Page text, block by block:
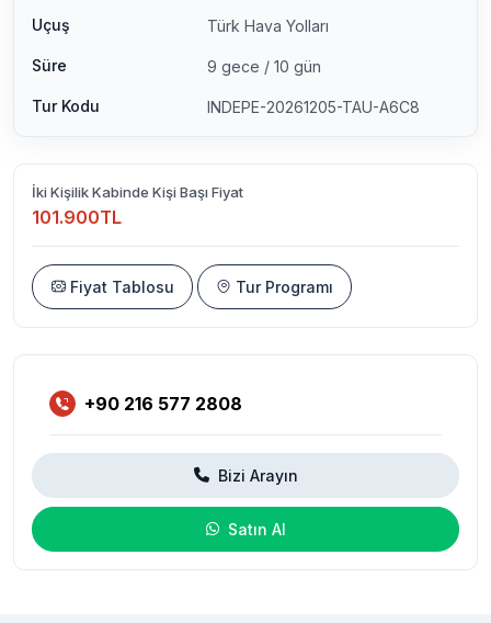
Uçuş Türk Hava Yolları
Süre 9 gece / 10 gün
Tur Kodu INDEPE-20261205-TAU-A6C8
İki Kişilik Kabinde Kişi Başı Fiyat
101.900TL
Fiyat Tablosu Tur Programı
+90 216 577 2808
Bizi Arayın
Satın Al